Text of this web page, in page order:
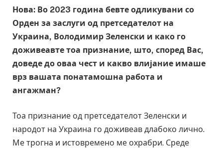
Нова: Во 2023 година бевте одликувани со
Орден за заслуги од претседателот на
Украина, Володимир Зеленски и како го
доживеавте тоа признание, што, според Вас,
доведе до оваа чест и какво влијание имаше
врз вашата понатамошна работа и
ангажман?
Тоа признание од претседателот Зеленски и
народот на Украина го доживеав длабоко лично.
Ме трогна и истовремено ме охрабри. Среде